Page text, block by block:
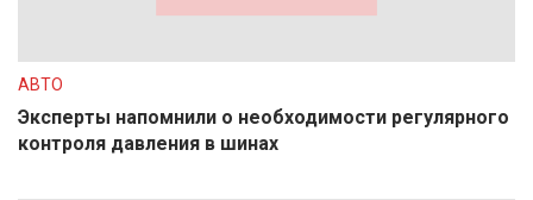
АВТО
Эксперты напомнили о необходимости регулярного
контроля давления в шинах